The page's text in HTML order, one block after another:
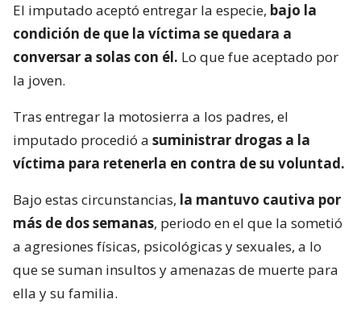
El imputado aceptó entregar la especie, bajo la
condición de que la víctima se quedara a
conversar a solas con él. Lo que fue aceptado por
la joven.
Tras entregar la motosierra a los padres, el
imputado procedió a suministrar drogas a la
víctima para retenerla en contra de su voluntad.
Bajo estas circunstancias, la mantuvo cautiva por
más de dos semanas, periodo en el que la sometió
a agresiones físicas, psicológicas y sexuales, a lo
que se suman insultos y amenazas de muerte para
ella y su familia.